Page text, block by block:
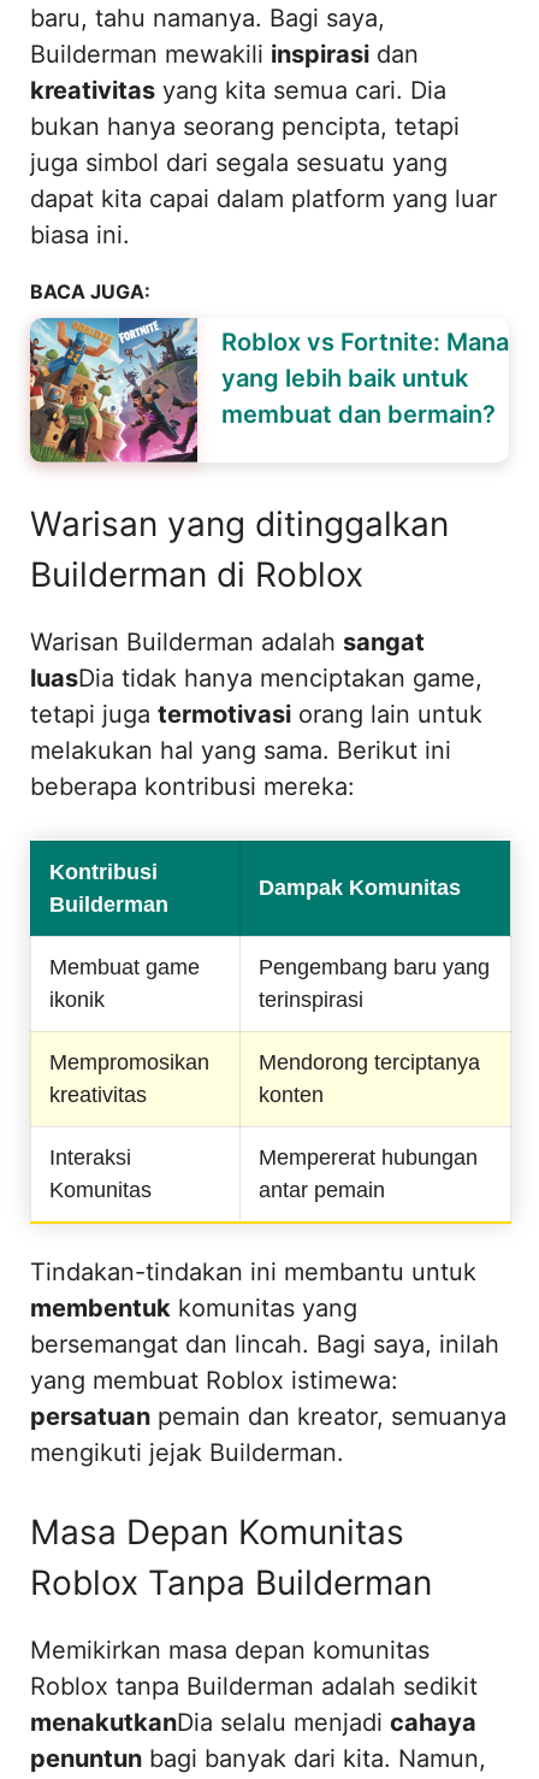
baru, tahu namanya. Bagi saya,
Builderman mewakili inspirasi dan
kreativitas yang kita semua cari. Dia
bukan hanya seorang pencipta, tetapi
juga simbol dari segala sesuatu yang
dapat kita capai dalam platform yang luar
biasa ini.
BACA JUGA:
Roblox vs Fortnite: Mana
yang lebih baik untuk
membuat dan bermain?
Warisan yang ditinggalkan
Builderman di Roblox
Warisan Builderman adalah sangat
luasDia tidak hanya menciptakan game,
tetapi juga termotivasi orang lain untuk
melakukan hal yang sama. Berikut ini
beberapa kontribusi mereka:
Kontribusi
Builderman
Dampak Komunitas
Membuat game
ikonik
Pengembang baru yang
terinspirasi
Mempromosikan
kreativitas
Mendorong terciptanya
konten
Interaksi
Komunitas
Mempererat hubungan
antar pemain
Tindakan-tindakan ini membantu untuk
membentuk komunitas yang
bersemangat dan lincah. Bagi saya, inilah
yang membuat Roblox istimewa:
persatuan pemain dan kreator, semuanya
mengikuti jejak Builderman.
Masa Depan Komunitas
Roblox Tanpa Builderman
Memikirkan masa depan komunitas
Roblox tanpa Builderman adalah sedikit
menakutkanDia selalu menjadi cahaya
penuntun bagi banyak dari kita. Namun,